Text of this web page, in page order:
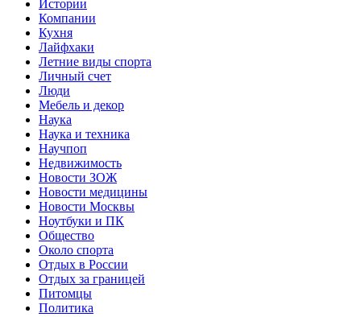
Истории
Компании
Кухня
Лайфхаки
Летние виды спорта
Личный счет
Люди
Мебель и декор
Наука
Наука и техника
Научпоп
Недвижимость
Новости ЗОЖ
Новости медицины
Новости Москвы
Ноутбуки и ПК
Общество
Около спорта
Отдых в России
Отдых за границей
Питомцы
Политика